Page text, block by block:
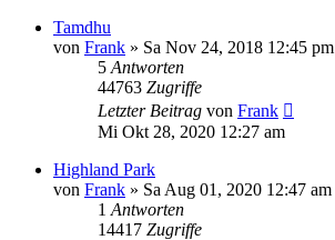
Tamdhu
von Frank » Sa Nov 24, 2018 12:45 pm
5 Antworten
44763 Zugriffe
Letzter Beitrag von Frank
Mi Okt 28, 2020 12:27 am
Highland Park
von Frank » Sa Aug 01, 2020 12:47 am
1 Antworten
14417 Zugriffe